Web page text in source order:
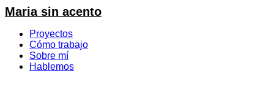
Maria sin acento
Proyectos
Cómo trabajo
Sobre mí
Hablemos